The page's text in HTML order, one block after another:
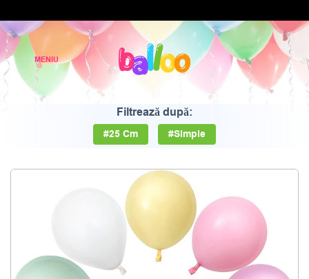
Filtrează după:
#25 Cm #Simple